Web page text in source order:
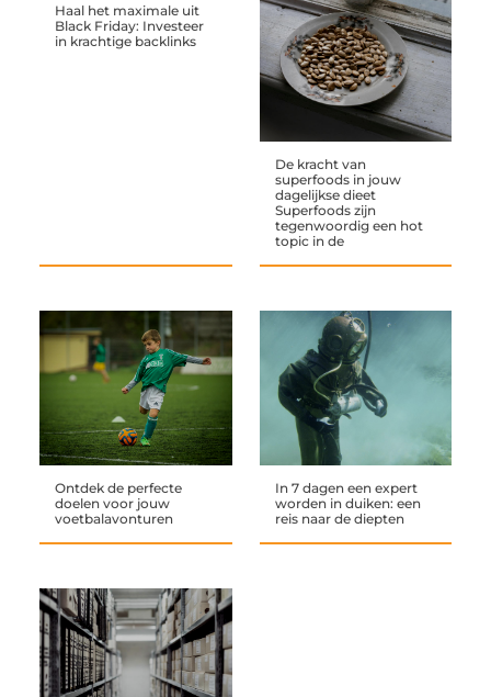
Haal het maximale uit
Black Friday: Investeer
in krachtige backlinks
De kracht van
superfoods in jouw
dagelijkse dieet
Superfoods zijn
tegenwoordig een hot
topic in de
Ontdek de perfecte
doelen voor jouw
voetbalavonturen
In 7 dagen een expert
worden in duiken: een
reis naar de diepten